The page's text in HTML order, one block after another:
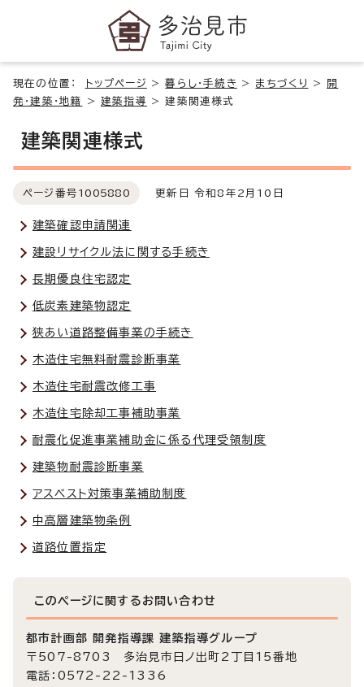
現在の位置： トップページ >暮らし・手続き > まちづくり >
開
発・建築・地籍
>建築指導 >建築関連様式
建築関連様式
ページ番号 1005880 更新日 令和8年2月10日
建築確認申請関連
建設リサイクル法に関する手続き
長期優良住宅認定
低炭素建築物認定
狭あい道路整備事業の手続き
木造住宅無料耐震診断事業
木造住宅耐震改修工事
木造住宅除却工事補助事業
耐震化促進事業補助金に係る代理受領制度
建築物耐震診断事業
アスベスト対策事業補助制度
中高層建築物条例
道路位置指定
このページに関する お問い合わせ
都市計画部 開発指導課 建築指導グループ
〒507-8703 多治見市日ノ出町2丁目15番地
電話：0572-22-1336